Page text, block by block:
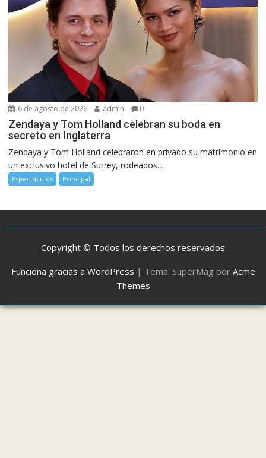
6 de agosto de 2026 admin 0
Zendaya y Tom Holland celebran su boda en
secreto en Inglaterra
Zendaya y Tom Holland celebraron en privado su matrimonio en
un exclusivo hotel de Surrey, rodeados...
Espectáculos Principal
Copyright © Todos los derechos reservados
Funciona gracias a WordPress | Tema: SuperMag por Acme
Themes